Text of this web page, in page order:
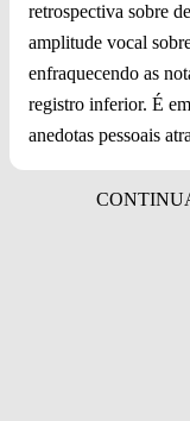
retrospectiva sobre
amplitude vocal
enfraquecendo as
registro inferior. É
anedotas pessoais